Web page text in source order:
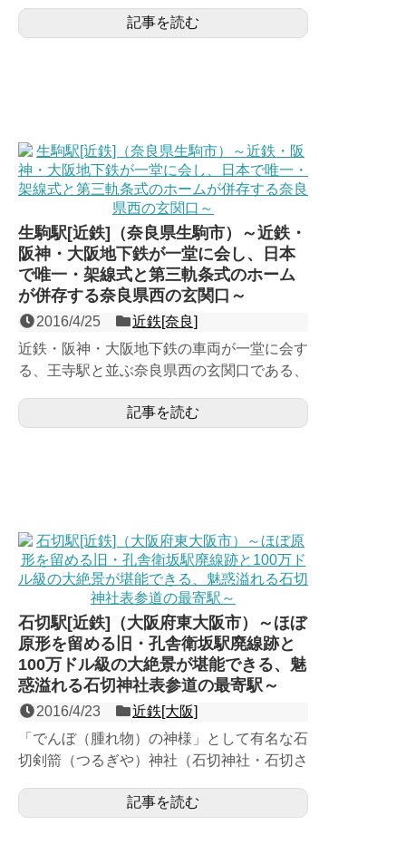
法線の延伸により開...記事を読む
生駒駅[近鉄]（奈良県生駒市）～近鉄・
阪神・大阪地下鉄が一堂に会し、日本
で唯一・架線式と第三軌条式のホーム
が併存する奈良県西の玄関口～
2016/4/25
近鉄[奈良]
近鉄・阪神・大阪地下鉄の車両が一堂に会す
る、王寺駅と並ぶ奈良県西の玄関口である、
地上駅。県内５番目の...
記事を読む
石切駅[近鉄]（大阪府東大阪市）～ほぼ
原形を留める旧・孔舎衛坂駅廃線跡と
100万ドル級の大絶景が堪能できる、魅
惑溢れる石切神社表参道の最寄駅～
2016/4/23
近鉄[大阪]
「でんぼ（腫れ物）の神様」として有名な石
切剣箭（つるぎや）神社（石切神社・石切さ
面４線の地上駅。駅西...
記事を読む